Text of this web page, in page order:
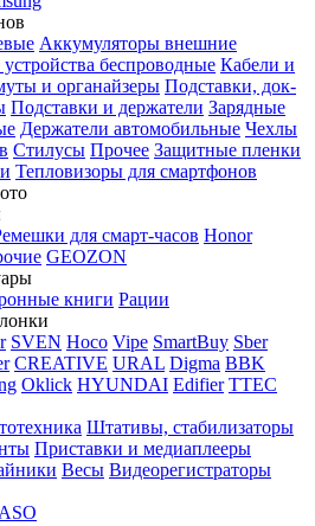
Аккумуляторы внешние
беспроводные Кабели и
и органайзеры Подставки, док-
Подставки и держатели Зарядные
Держатели автомобильные Чехлы
Стилусы Прочее Защитные пленки
Тепловизоры для смартфонов
для смарт-часов Honor
GEOZON
книги Рации
SVEN Hoco Vipe SmartBuy Sber
CREATIVE URAL Digma BBK
Oklick HYUNDAI Edifier TTEC
Штативы, стабилизаторы
Приставки и медиаплееры
Весы Видеорегистраторы